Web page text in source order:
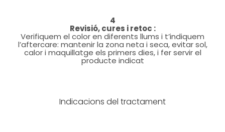
4
Revisió, cures i retoc :
Verifiquem el color en diferents llums i t’indiquem
l’aftercare: mantenir la zona neta i seca, evitar sol,
calor i maquillatge els primers dies, i fer servir el
producte indicat
Indicacions del tractament